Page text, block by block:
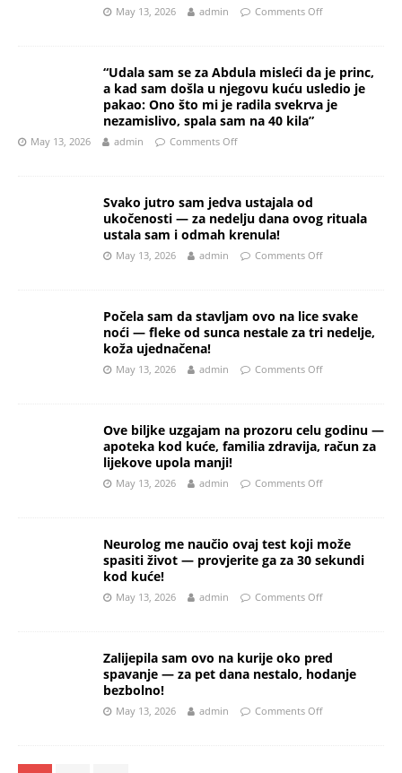
May 13, 2026 admin Comments Off
“Udala sam se za Abdula misleći da je princ,
a kad sam došla u njegovu kuću usledio je
pakao: Ono što mi je radila svekrva je
nezamislivo, spala sam na 40 kila”
May 13, 2026 admin Comments Off
Svako jutro sam jedva ustajala od
ukočenosti — za nedelju dana ovog rituala
ustala sam i odmah krenula!
May 13, 2026 admin Comments Off
Počela sam da stavljam ovo na lice svake
noći — fleke od sunca nestale za tri nedelje,
koža ujednačena!
May 13, 2026 admin Comments Off
Ove biljke uzgajam na prozoru celu godinu —
apoteka kod kuće, familia zdravija, račun za
lijekove upola manji!
May 13, 2026 admin Comments Off
Neurolog me naučio ovaj test koji može
spasiti život — provjerite ga za 30 sekundi
kod kuće!
May 13, 2026 admin Comments Off
Zalijepila sam ovo na kurije oko pred
spavanje — za pet dana nestalo, hodanje
bezbolno!
May 13, 2026 admin Comments Off